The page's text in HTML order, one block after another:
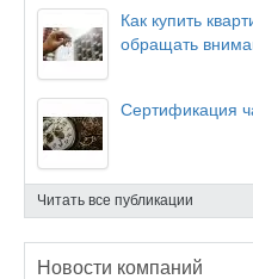
Как купить
обращать
Сертификация
Читать все публикации
Новости компаний